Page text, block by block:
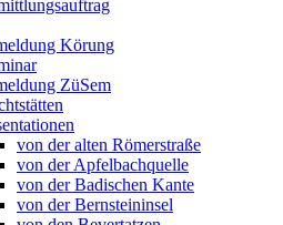
Körung
ZüSem
von der alten Römerstraße
von der Apfelbachquelle
von der Badischen Kante
von der Bernsteininsel